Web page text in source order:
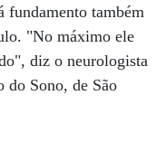
fundamento também
"No máximo ele
diz o neurologista
Sono, de São